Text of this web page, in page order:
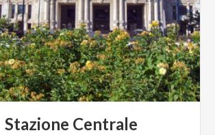
Stazione Centrale